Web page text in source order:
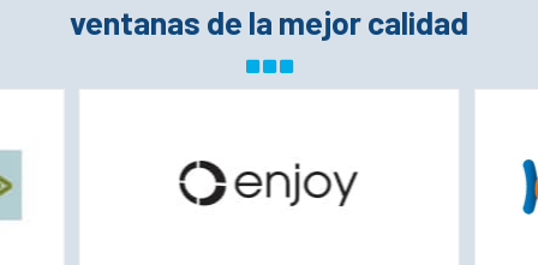
ventanas de la mejor calidad